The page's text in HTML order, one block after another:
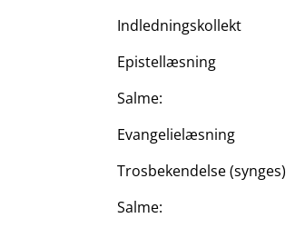
Indledningskollekt
Epistellæsning
Salme:
Evangelielæsning
Trosbekendelse (synges)
Salme: